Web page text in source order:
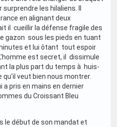
les hilaliens. Il
en alignant deux
il cueillir la défense fragile des
gazon sous les pieds en tuant
et lui ôtant tout espoir
est secret, il dissimule
la plus part du temps à huis-
qu'il veut bien nous montrer.
a pris en mains en dernier
du Croissant Bleu
le début de son mandat et